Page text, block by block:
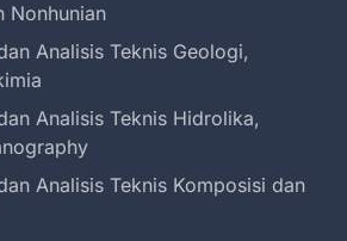
Nonhunian
Analisis Teknis Geologi,
Analisis Teknis Hidrolika,
Analisis Teknis Komposisi dan